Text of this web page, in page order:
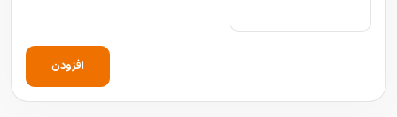
افزودن